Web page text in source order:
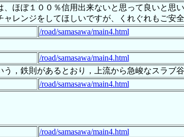
ほぼ１００％信用出来ないと思って良いと思
レンジをしてほしいですが、くれぐれもご安全
/road/samasawa/main4.html
/road/samasawa/main4.html
，鉄則があるとおり，上流から急峻なスラブ
/road/samasawa/main4.html
/road/samasawa/main4.html